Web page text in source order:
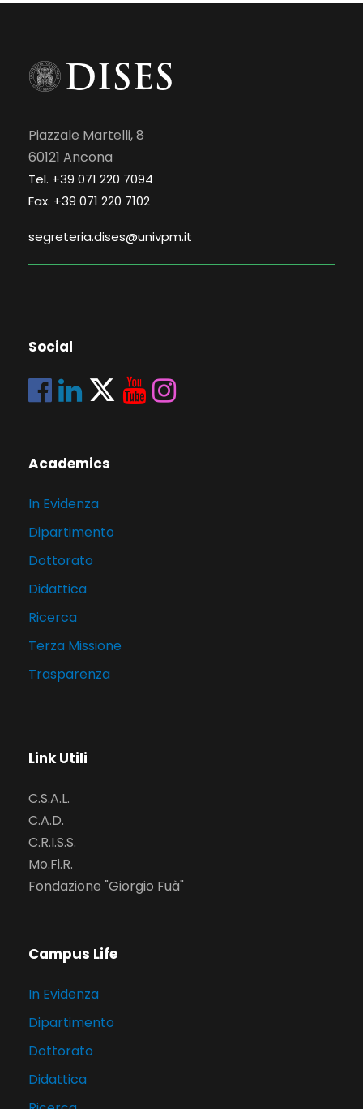
Piazzale Martelli, 8
60121 Ancona
Tel. +39 071 220 7094
Fax. +39 071 220 7102
segreteria.dises@univpm.it
Social
Academics
In Evidenza
Dipartimento
Dottorato
Didattica
Ricerca
Terza Missione
Trasparenza
Link Utili
C.S.A.L.
C.A.D.
C.R.I.S.S.
Mo.Fi.R.
Fondazione "Giorgio Fuà"
Campus Life
In Evidenza
Dipartimento
Dottorato
Didattica